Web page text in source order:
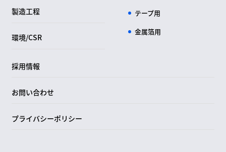
製造工程
環境/CSR
テープ用
金属箔用
採用情報
お問い合わせ
プライバシーポリシー